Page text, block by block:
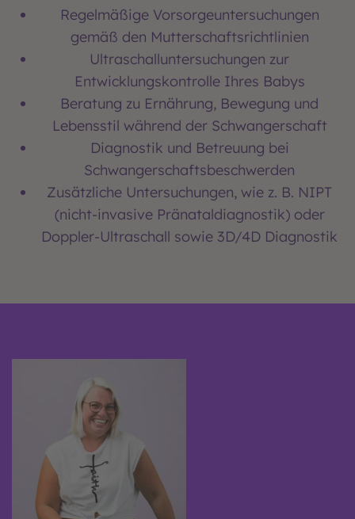
Regelmäßige Vorsorgeuntersuchungen
gemäß den Mutterschaftsrichtlinien
Ultraschalluntersuchungen zur
Entwicklungskontrolle Ihres Babys
Beratung zu Ernährung, Bewegung und
Lebensstil während der Schwangerschaft
Diagnostik und Betreuung bei
Schwangerschaftsbeschwerden
Zusätzliche Untersuchungen, wie z. B. NIPT
(nicht-invasive Pränataldiagnostik) oder
Doppler-Ultraschall sowie 3D/4D Diagnostik